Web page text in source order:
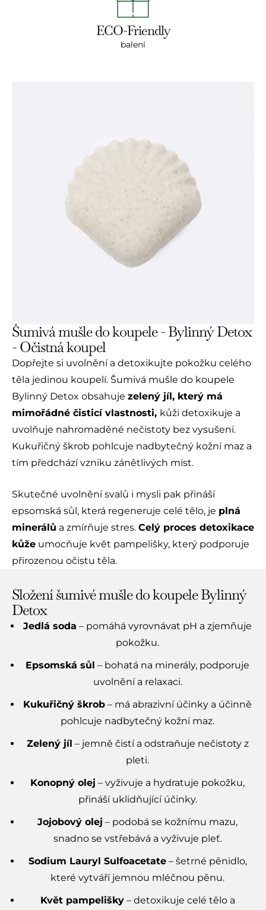
ECO-Friendly
balení
Šumivá mušle do koupele - Bylinný Detox
- Očistná koupel
Dopřejte si uvolnění a detoxikujte pokožku celého
těla jedinou koupelí. Šumivá mušle do koupele
Bylinný Detox obsahuje zelený jíl, který má
mimořádné čisticí vlastnosti, kůži detoxikuje a
uvolňuje nahromaděné nečistoty bez vysušení.
Kukuřičný škrob pohlcuje nadbytečný kožní maz a
tím předchází vzniku zánětlivých míst.
Skutečné uvolnění svalů i mysli pak přináší
epsomská sůl, která regeneruje celé tělo, je plná
minerálů a zmírňuje stres. Celý proces detoxikace
kůže umocňuje květ pampelišky, který podporuje
přirozenou očistu těla.
Složení šumivé mušle do koupele Bylinný
Detox
Jedlá soda – pomáhá vyrovnávat pH a zjemňuje
pokožku.
Epsomská sůl – bohatá na minerály, podporuje
uvolnění a relaxaci.
Kukuřičný škrob – má abrazivní účinky a účinně
pohlcuje nadbytečný kožní maz.
Zelený jíl – jemně čistí a odstraňuje nečistoty z
pleti.
Konopný olej – vyživuje a hydratuje pokožku,
přináší uklidňující účinky.
Jojobový olej – podobá se kožnímu mazu,
snadno se vstřebává a vyživuje pleť.
Sodium Lauryl Sulfoacetate– šetrné pěnidlo,
které vytváří jemnou mléčnou pěnu.
Květ pampelišky– detoxikuje celé tělo a